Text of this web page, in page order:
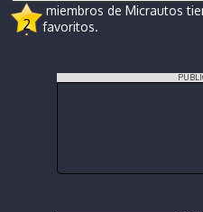
2
miembros de Micrautos
favoritos.